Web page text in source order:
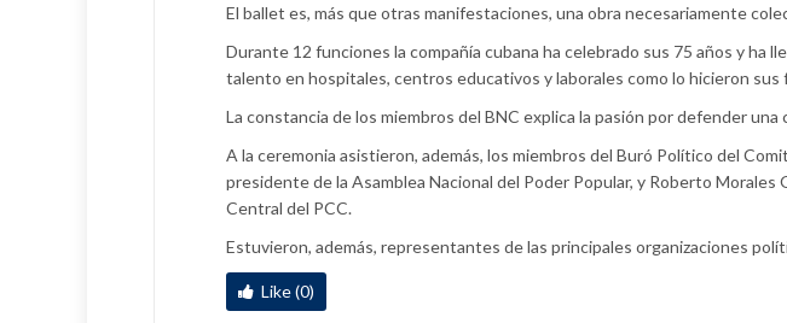
El ballet es, más que otras manifestaciones, una obra necesariamente
Durante 12 funciones la compañía cubana ha celebrado sus 75 años y ha
talento en hospitales, centros educativos y laborales como lo hicieron
La constancia de los miembros del BNC explica la pasión por defender
A la ceremonia asistieron, además, los miembros del Buró Político del
presidente de la Asamblea Nacional del Poder Popular, y Roberto
Central del PCC.
Estuvieron, además, representantes de las principales organizaciones
Like (0)